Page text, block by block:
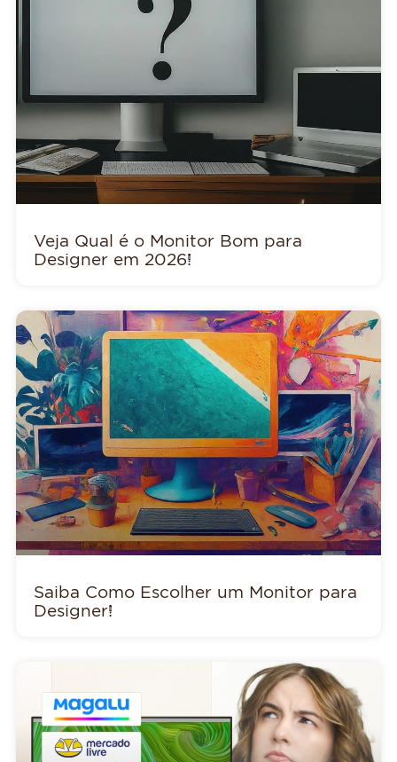
Veja Qual é o Monitor Bom para
Designer em 2026!
Saiba Como Escolher um Monitor para
Designer!